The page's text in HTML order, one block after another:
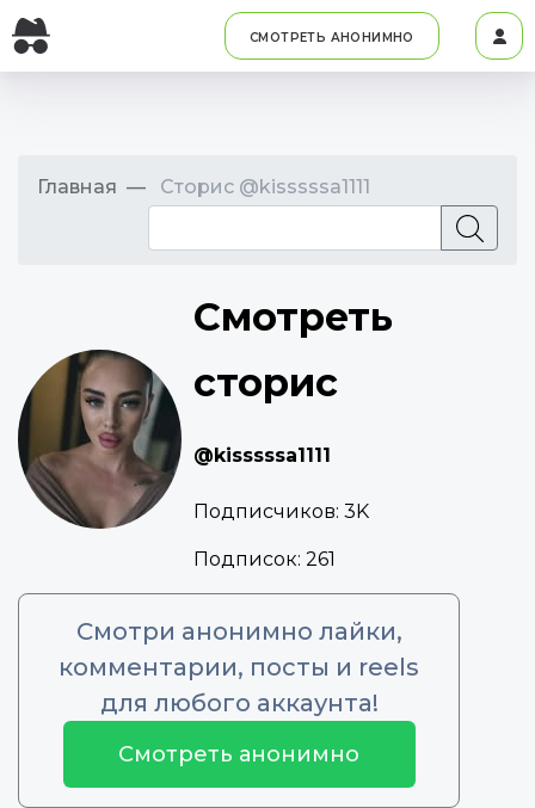
СМОТРЕТЬ АНОНИМНО
Главная Сторис @kisssssa1111
Смотреть
сторис
@kisssssa1111
Подписчиков: 3K
Подписок: 261
Смотри анонимно лайки,
комментарии, посты и reels
для любого аккаунта!
Смотреть анонимно